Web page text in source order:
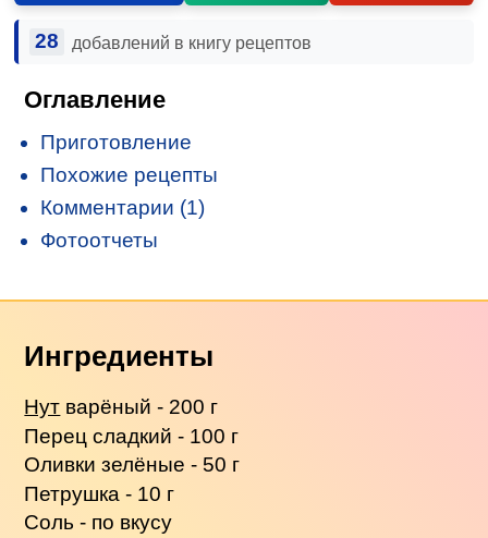
28 добавлений в книгу рецептов
Оглавление
Приготовление
Похожие рецепты
Комментарии (1)
Фотоотчеты
Ингредиенты
Нут варёный - 200 г
Перец сладкий - 100 г
Оливки зелёные - 50 г
Петрушка - 10 г
Соль - по вкусу